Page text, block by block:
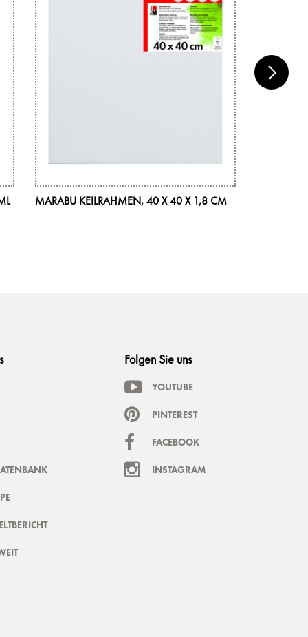
MARABU KEILRAHMEN, 40 X 40 X 1,8 CM
Folgen Sie uns
YOUTUBE
PINTEREST
FACEBOOK
INSTAGRAM